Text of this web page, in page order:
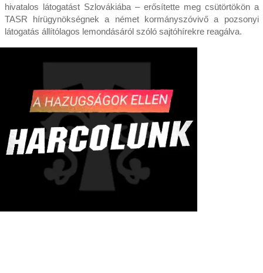
hivatalos látogatást Szlovákiába – erősítette meg csütörtökön a
TASR hírügynökségnek a német kormányszóvivő a pozsonyi
látogatás állítólagos lemondásáról szóló sajtóhírekre reagálva.